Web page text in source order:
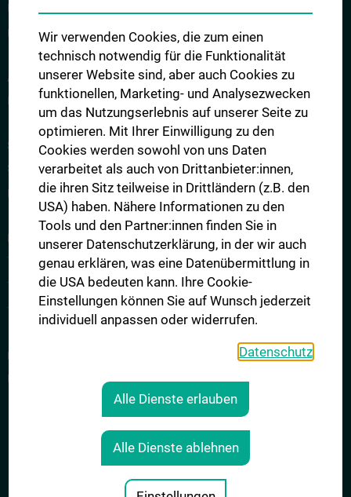
News
Kontakt
ANMELDUNG ZUM MEDAT
Internet-Anmeldung zum MedAT
STUDIENPLÄTZE UND KONTINGENTREGELUNG
Studienplätze
Kontingentregelung
DER AUFNAHMETEST MEDAT
Testinhalte
Testteilnahme und Testtag
Testergebnisse und Zulassung
FAQ - HÄUFIG GESTELLTE FRAGEN
FAQ
Wir verwenden Cookies, die zum einen
technisch notwendig für die Funktionalität
unserer Website sind, aber auch Cookies zu
funktionellen, Marketing- und Analysezwecken
um das Nutzungserlebnis auf unserer Seite zu
optimieren. Mit Ihrer Einwilligung zu den
Cookies werden sowohl von uns Daten
verarbeitet als auch von Drittanbieter:innen,
die ihren Sitz teilweise in Drittländern (z.B. den
USA) haben. Nähere Informationen zu den
Tools und den Partner:innen finden Sie in
unserer Datenschutzerklärung, in der wir auch
genau erklären, was eine Datenübermittlung in
die USA bedeuten kann. Ihre Cookie-
Einstellungen können Sie auf Wunsch jederzeit
individuell anpassen oder widerrufen.
Datenschutz
Alle Dienste erlauben
Alle Dienste ablehnen